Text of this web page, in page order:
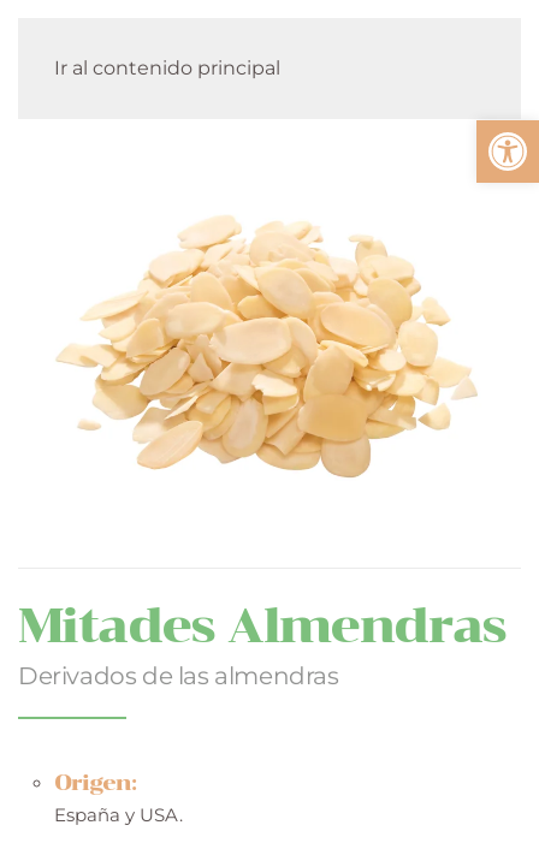
Ir al contenido principal
Mitades Almendras
Derivados de las almendras
Origen:
España y USA.